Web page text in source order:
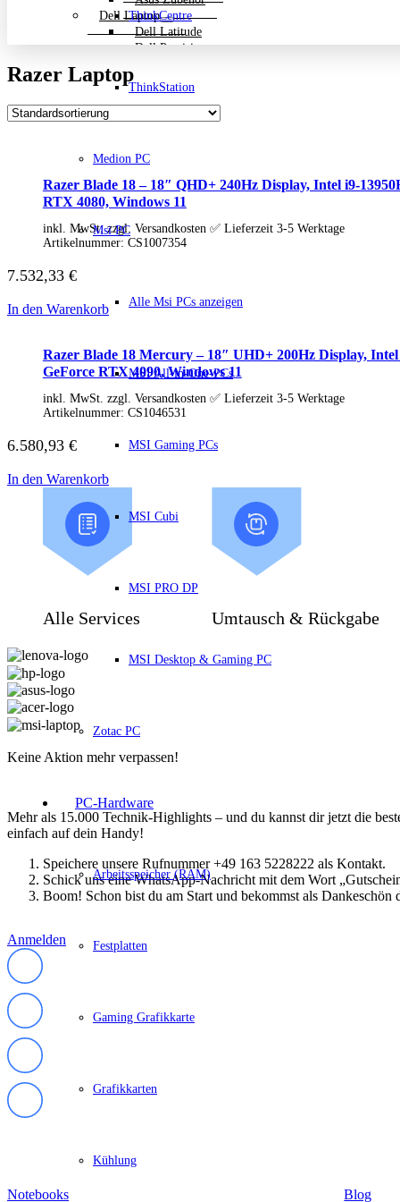
ThinkCentre
ThinkStation
Medion PC
Msi PC
Alle Msi PCs anzeigen
MSI All-in-One-PCs
MSI Gaming PCs
MSI Cubi
MSI PRO DP
MSI Desktop & Gaming PC
Zotac PC
PC-Hardware
Arbeitsspeicher (RAM)
Festplatten
Gaming Grafikkarte
Grafikkarten
Kühlung
Dell Laptop
Dell Latitude
Dell Precision
Gigabyte Laptop
Gigabyte Aero
Gigabyte Aorus
HP Laptop
200 Serie
Dragonfly
EliteBook
ENVY
OmniBook
ZBook Workstation
ZBook Power
ZBook Studio
HP Zubehör
Huawei Laptop
Lenovo Campus
Lenovo ThinkPad
Alle ThinkPads
ThinkPad E-Serie
ThinkPad L-Serie
ThinkPad T-Serie
ThinkPad P-Serie
ThinkPad X-Serie
ThinkPad Yoga
Lenovo Ultrathin
Lenovo Zubehör
Lenovo Tasche & Rucksack
Lenovo Bundles
Microsoft Laptop
Surface Zubehör
MSI Laptop
Alle MSI Laptops
MSI Creator | Workstation
Razer Blade 14
Galaxy Book4 360
Galaxy Book4 Ultra
Razer Laptop
Razer Blade 18 – 18″ QHD+ 240Hz Display, Intel i9-
RTX 4080, Windows 11
inkl. MwSt. zzgl. Versandkosten ✅ Lieferzeit 3-5 Werktage
Artikelnummer: CS1007354
7.532,33 €
In den Warenkorb
Razer Blade 18 Mercury – 18″ UHD+ 200Hz Display,
GeForce RTX 4090, Windows 11
inkl. MwSt. zzgl. Versandkosten ✅ Lieferzeit 3-5 Werktage
Artikelnummer: CS1046531
6.580,93 €
In den Warenkorb
Alle Services Umtausch & Rückgabe
Keine Aktion mehr verpassen!
Mehr als 15.000 Technik-Highlights – und du kannst dir jetzt die
einfach auf dein Handy!
Speichere unsere Rufnummer +49 163 5228222 als Kontakt.
Schick uns eine WhatsApp-Nachricht mit dem Wort
Boom! Schon bist du am Start und bekommst als
Anmelden
Produkte
Notebooks
Blog